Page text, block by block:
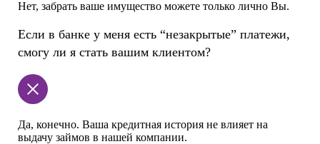
Нет, забрать ваше имущество можете только лично Вы.
Если в банке у меня есть “незакрытые” платежи,
смогу ли я стать вашим клиентом?
Да, конечно. Ваша кредитная история не влияет на
выдачу займов в нашей компании.